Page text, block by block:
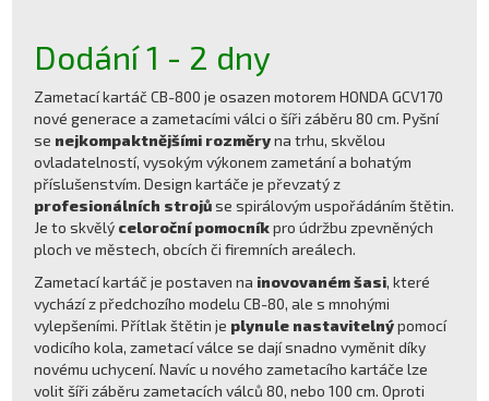
Dodání 1 - 2 dny
Zametací kartáč CB-800 je osazen motorem HONDA GCV170
nové generace a zametacími válci o šíři záběru 80 cm. Pyšní
se nejkompaktnějšími rozměryna trhu, skvělou
ovladatelností, vysokým výkonem zametání a bohatým
příslušenstvím. Design kartáče je převzatý z
profesionálních strojůse spirálovým uspořádáním štětin.
Je to skvělý celoroční pomocníkpro údržbu zpevněných
ploch ve městech, obcích či firemních areálech.
Zametací kartáč je postaven na inovovaném šasi, které
vychází z předchozího modelu CB-80, ale s mnohými
vylepšeními. Přítlak štětin je plynule nastavitelnýpomocí
vodicího kola, zametací válce se dají snadno vyměnit díky
novému uchycení. Navíc u nového zametacího kartáče lze
volit šíři záběru zametacích válců 80, nebo 100 cm. Oproti